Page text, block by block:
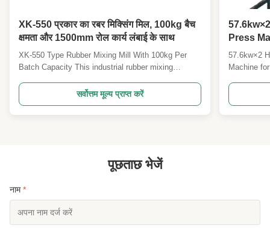
XK-550 प्रकार का रबर मिक्सिंग मिल, 100kg बैच
क्षमता और 1500mm रोल कार्य लंबाई के साथ
XK-550 Type Rubber Mixing Mill With 100kg Per
Batch Capacity This industrial rubber mixing
Open Mixing Mill for efficient two-stage processing,
delivering superior mixing quality and production
capacity of 100kg per batch. Two-Stage Mixing
सर्वोत्तम मूल्य प्राप्त करें
Press
Plunger
57.6kw×2
Machine
designed
rubber
पूछताछ भेजें
नाम*